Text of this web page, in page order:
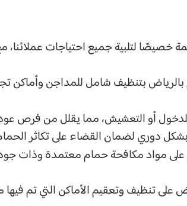
لتلبية جميع احتياجات عملائنا، مع
بتنظيف شامل للمداجن وأماكن
أو التعشيش، مما يقلل من فرص
دوري لضمان القضاء على تكاثر
مواد مكافحة حمام معتمدة وذات جودة
تنظيف وتعقيم الأماكن التي تم